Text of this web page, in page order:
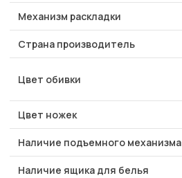
Механизм раскладки
Страна производитель
Цвет обивки
Цвет ножек
Наличие подъемного механизма
Наличие ящика для белья